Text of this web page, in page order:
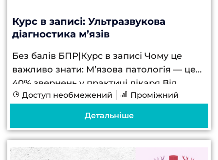
Курс в записі: Ультразвукова
діагностика м’язів
Без балів БПР|Курс в записі Чому це
важливо знати: М’язова патологія — це
40% звернень у практиці лікаря Від
спортивних травм до професійних
захворювань — уміння точно
Доступ необмежений Проміжний
Детальніше